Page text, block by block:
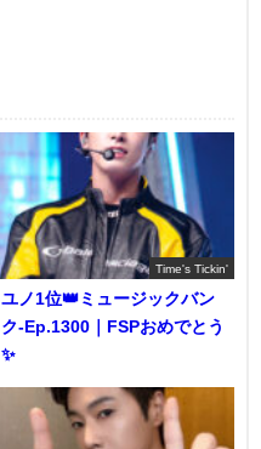
Time's Tickin'
ユノ1位👑ミュージックバン
ク-Ep.1300｜FSPおめでとう
✨️